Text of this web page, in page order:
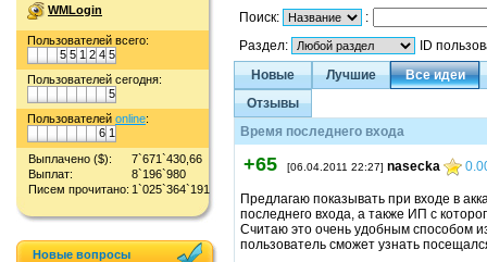
WMLogin
Пользователей всего:
5 5 1 2 4 5
Пользователей сегодня:
5
Пользователей online:
6 1
Выплачено ($):
7`671`430,66
Выплат:
8`196`980
Писем прочитано: 1`025`364`191
Новые вопросы
Поиск:
:
Раздел:
ID
Новые
Лучшие
Все идеи
Отзывы
Время последнего входа
+65 [06.04.2011 22:27] nasecka
Предлагаю показывать при входе в
последнего входа, а также ИП с
Считаю это очень удобным способом
пользователь сможет узнать